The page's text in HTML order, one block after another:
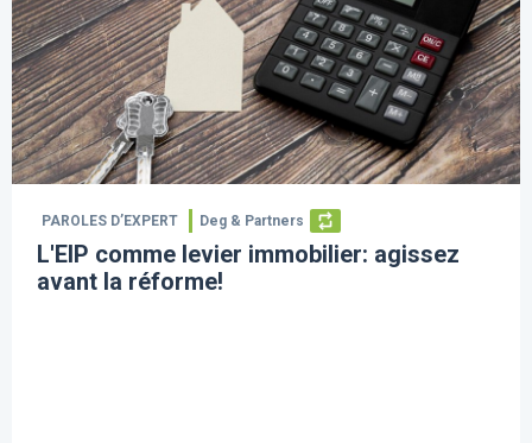
PAROLES D’EXPERT Deg & Partners
L'EIP comme levier immobilier: agissez
avant la réforme!